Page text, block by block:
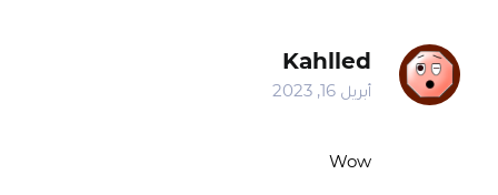
Kahlled
أبريل 16, 2023
Wow